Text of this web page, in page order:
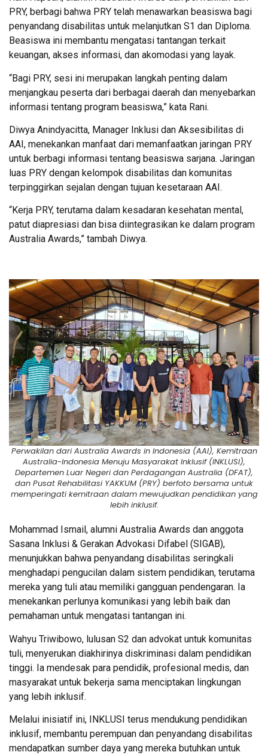
PRY, berbagi bahwa PRY telah menawarkan beasiswa bagi
penyandang disabilitas untuk melanjutkan S1 dan Diploma.
Beasiswa ini membantu mengatasi tantangan terkait
keuangan, akses informasi, dan akomodasi yang layak.
“Bagi PRY, sesi ini merupakan langkah penting dalam
menjangkau peserta dari berbagai daerah dan menyebarkan
informasi tentang program beasiswa,” kata Rani.
Diwya Anindyacitta, Manager Inklusi dan Aksesibilitas di
AAI, menekankan manfaat dari memanfaatkan jaringan PRY
untuk berbagi informasi tentang beasiswa sarjana. Jaringan
luas PRY dengan kelompok disabilitas dan komunitas
terpinggirkan sejalan dengan tujuan kesetaraan AAI.
“Kerja PRY, terutama dalam kesadaran kesehatan mental,
patut diapresiasi dan bisa diintegrasikan ke dalam program
Australia Awards,” tambah Diwya.
Perwakilan dari Australia Awards in Indonesia (AAI), Kemitraan
Australia-Indonesia Menuju Masyarakat Inklusif (INKLUSI),
Departemen Luar Negeri dan Perdagangan Australia (DFAT),
dan Pusat Rehabilitasi YAKKUM (PRY) berfoto bersama untuk
memperingati kemitraan dalam mewujudkan pendidikan yang
lebih inklusif.
Mohammad Ismail, alumni Australia Awards dan anggota
Sasana Inklusi & Gerakan Advokasi Difabel (SIGAB),
menunjukkan bahwa penyandang disabilitas seringkali
menghadapi pengucilan dalam sistem pendidikan, terutama
mereka yang tuli atau memiliki gangguan pendengaran. Ia
menekankan perlunya komunikasi yang lebih baik dan
pemahaman untuk mengatasi tantangan ini.
Wahyu Triwibowo, lulusan S2 dan advokat untuk komunitas
tuli, menyerukan diakhirinya diskriminasi dalam pendidikan
tinggi. Ia mendesak para pendidik, profesional medis, dan
masyarakat untuk bekerja sama menciptakan lingkungan
yang lebih inklusif.
Melalui inisiatif ini, INKLUSI terus mendukung pendidikan
inklusif, membantu perempuan dan penyandang disabilitas
mendapatkan sumber daya yang mereka butuhkan untuk